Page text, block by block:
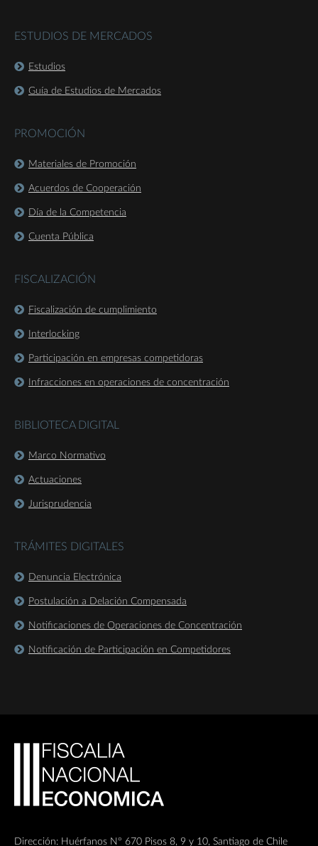
ESTUDIOS DE MERCADOS
Estudios
Guía de Estudios de Mercados
PROMOCIÓN
Materiales de Promoción
Acuerdos de Cooperación
Día de la Competencia
Cuenta Pública
FISCALIZACIÓN
Fiscalización de cumplimiento
Interlocking
Participación en empresas competidoras
Infracciones en operaciones de concentración
BIBLIOTECA DIGITAL
Marco Normativo
Actuaciones
Jurisprudencia
TRÁMITES DIGITALES
Denuncia Electrónica
Postulación a Delación Compensada
Notificaciones de Operaciones de Concentración
Notificación de Participación en Competidores
Dirección: Huérfanos Nº 670 Pisos 8, 9 y 10, Santiago de Chile